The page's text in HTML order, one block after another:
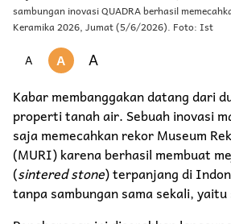
sambungan inovasi QUADRA berhasil
Keramika 2026, Jumat (5/6/2026). Foto: Ist
A A A
Kabar membanggakan datang dari
properti tanah air. Sebuah inovasi
saja memecahkan rekor Museum
(MURI) karena berhasil membuat
(sintered stone) terpanjang di
tanpa sambungan sama sekali,